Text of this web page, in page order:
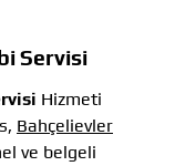
Servisi
Hizmeti
Bahçelievler
ve belgeli